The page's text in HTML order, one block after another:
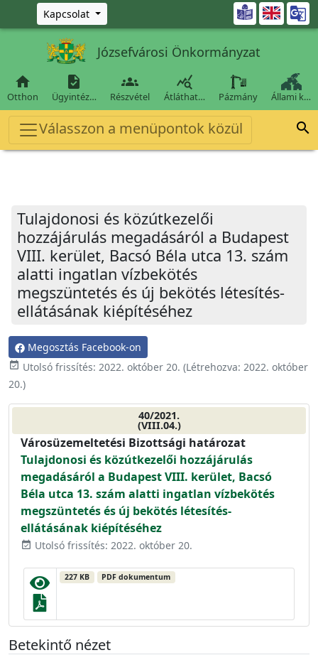
Ugrás a fő tartalomra
Kapcsolat 
Józsefvárosi Önkormányzat

Otthon

Ügyintéz…

Részvétel

Átláthat… Pázmány Állami k…
Válasszon a menüpontok közül 
Tulajdonosi és közútkezelői
hozzájárulás megadásáról a Budapest
VIII. kerület, Bacsó Béla utca 13. szám
alatti ingatlan vízbekötés
megszüntetés és új bekötés létesítés-
ellátásának kiépítéséhez
Megosztás Facebook-on
event_available Utolsó frissítés: 2022. október 20. (Létrehozva: 2022. október
20.)
40/2021.
(VIII.04.)
Városüzemeltetési Bizottsági határozat
Tulajdonosi és közútkezelői hozzájárulás
megadásáról a Budapest VIII. kerület, Bacsó
Béla utca 13. szám alatti ingatlan vízbekötés
megszüntetés és új bekötés létesítés-
ellátásának kiépítéséhez
event_available Utolsó frissítés: 2022. október 20.
227 KB PDF dokumentum
Betekintő nézet